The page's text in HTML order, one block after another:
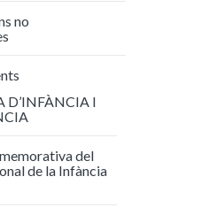
no
D’INFÀNCIA I
del
de la Infància